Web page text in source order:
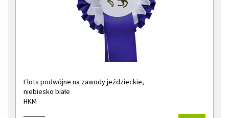
Flots podwójne na zawody jeździeckie,
niebiesko białe
HKM